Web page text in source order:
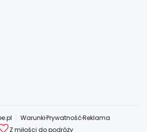
WarunkiPrywatnośćReklama
Z miłości do podróży